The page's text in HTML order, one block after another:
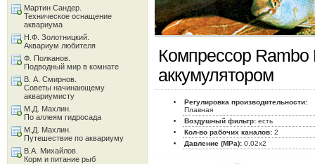
Компрессор
аккумулятором
Регулировка производительности:
Плавная
Воздушный фильтр: есть
Кол-во рабочих каналов: 2
Давление (MPa): 0,02x2
Мартин Сандер.
Техническое оснащение
аквариума
Н.Ф. Золотницкий.
Аквариум любителя
Ф. Полканов.
Подводный мир в комнате
В. А. Смирнов.
Советы начинающему
аквариумисту
М.Д. Махлин.
По аллеям гидросада
М.Д. Махлин.
Путешествие по аквариуму
В.А. Михайлов.
Корм и питание рыб